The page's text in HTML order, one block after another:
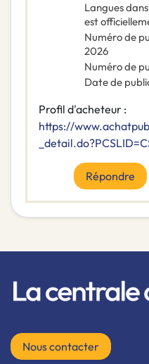
Langues
est
Numéro de
2026
Numéro de
Date de
Profil d'acheteur :
https://
Répondre
Nous contacter